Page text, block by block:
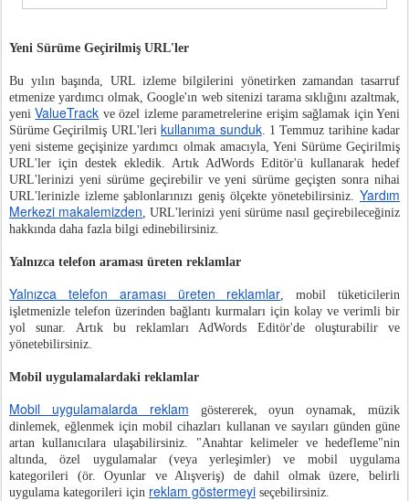
Yeni Sürüme Geçirilmiş URL'ler
Bu yılın başında, URL izleme bilgilerini yönetirken zamandan tasarruf
etmenize yardımcı olmak, Google'ın web sitenizi tarama sıklığını azaltmak,
yeniValueTrack ve özel izleme parametrelerine erişim sağlamak için Yeni
Sürüme Geçirilmiş URL'leri kullanıma sunduk. 1 Temmuz tarihine kadar
yeni sisteme geçişinize yardımcı olmak amacıyla, Yeni Sürüme Geçirilmiş
URL'ler için destek ekledik. Artık AdWords Editör'ü kullanarak hedef
URL'lerinizi yeni sürüme geçirebilir ve yeni sürüme geçişten sonra nihai
URL'lerinizle izleme şablonlarınızı geniş ölçekte yönetebilirsiniz. Yardım
Merkezi makalemizden, URL'lerinizi yeni sürüme nasıl geçirebileceğiniz
hakkında daha fazla bilgi edinebilirsiniz.
Yalnızca telefon araması üreten reklamlar
Yalnızca telefon araması üreten reklamlar, mobil tüketicilerin
işletmenizle telefon üzerinden bağlantı kurmaları için kolay ve verimli bir
yol sunar. Artık bu reklamları AdWords Editör'de oluşturabilir ve
yönetebilirsiniz.
Mobil uygulamalardaki reklamlar
Mobil uygulamalarda reklam göstererek, oyun oynamak, müzik
dinlemek, eğlenmek için mobil cihazları kullanan ve sayıları günden güne
artan kullanıcılara ulaşabilirsiniz. "Anahtar kelimeler ve hedefleme"nin
altında, özel uygulamalar (veya yerleşimler) ve mobil uygulama
kategorileri (ör. Oyunlar ve Alışveriş) de dahil olmak üzere, belirli
uygulama kategorileri için reklam göstermeyi seçebilirsiniz.